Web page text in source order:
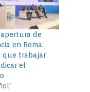
de
en Roma:
que trabajar
el